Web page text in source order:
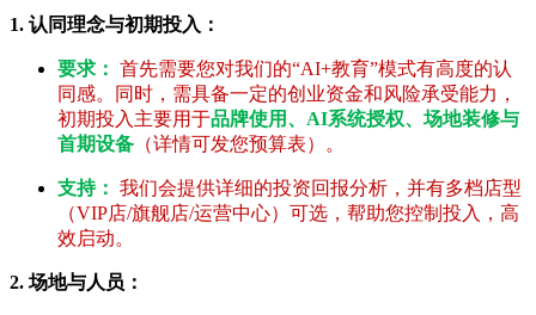
1. 认同理念与初期投入：
要求： 首先需要您对我们的“AI+教育”模式有高度的认
同感。同时，需具备一定的创业资金和风险承受能力，
初期投入主要用于品牌使用、AI系统授权、场地装修与
首期设备 （详情可发您预算表）。
支持： 我们会提供详细的投资回报分析，并有多档店型
（VIP店/旗舰店/运营中心）可选，帮助您控制投入，高
效启动。
2. 场地与人员：